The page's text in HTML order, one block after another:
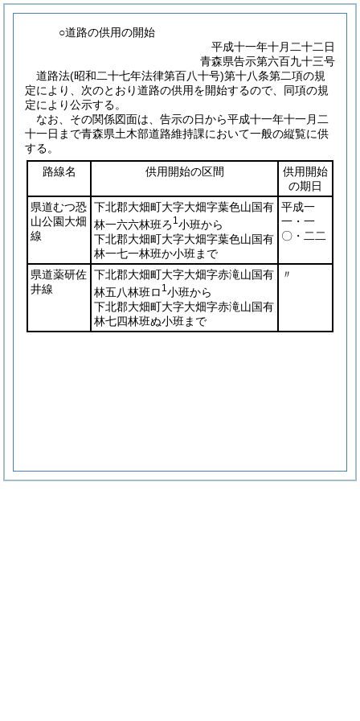
○道路の供用の開始
平成十一年十月二十二日
青森県告示第六百九十三号
道路法(昭和二十七年法律第百八十号)第十八条第二項の規
定により、次のとおり道路の供用を開始するので、同項の規
定により公示する。
なお、その関係図面は、告示の日から平成十一年十一月二
十一日まで青森県土木部道路維持課において一般の縦覧に供
する。
路線名
供用開始の区間
供用開始
の期日
県道むつ恐
山公園大畑
線
下北郡大畑町大字大畑字葉色山国有
林一六六林班ろ 1 小班から
下北郡大畑町大字大畑字葉色山国有
林一七一林班か小班まで
平成一
一・一
〇・二二
県道薬研佐
井線
下北郡大畑町大字大畑字赤滝山国有
林五八林班ロ 1 小班から
下北郡大畑町大字大畑字赤滝山国有
林七四林班ぬ小班まで
〃